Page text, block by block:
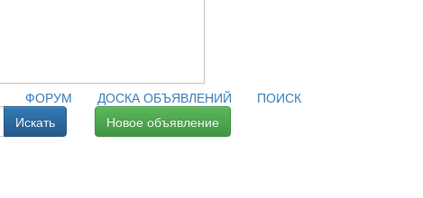
ФОРУМ ДОСКА ОБЪЯВЛЕНИЙ
ПОИСК
Искать
Новое объявление